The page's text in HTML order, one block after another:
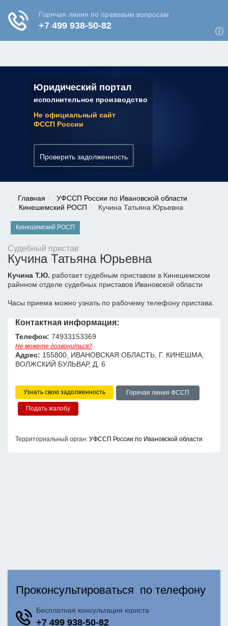
Юридический портал
исполнительное производство
Не официальный сайт
ФССП России
Проверить задолженность
✆ 7 (800) 350-22-64
Главная
УФССП России по Ивановской области
Кинешемский РОСП
Кучина Татьяна Юрьевна
Кинешемский РОСП
Судебный пристав
Кучина Татьяна Юрьевна
Кучина Т.Ю. работает судебным приставом в Кинешемском
райнном отделе судебных приставов Ивановской области
Часы приема можно узнать по рабочему телефону пристава.
Контактная информация:
Телефон: 74933153369
Не можете дозвониться?
Адрес: 155800, ИВАНОВСКАЯ ОБЛАСТЬ, Г. КИНЕШМА,
ВОЛЖСКИЙ БУЛЬВАР, Д. 6
Узнать свою задолженность Горячая линия ФССП
Территориальный орган: УФССП России по Ивановской области